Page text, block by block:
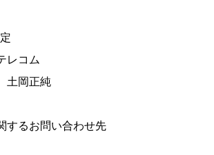
レコム
土岡正純
するお問い合わせ先